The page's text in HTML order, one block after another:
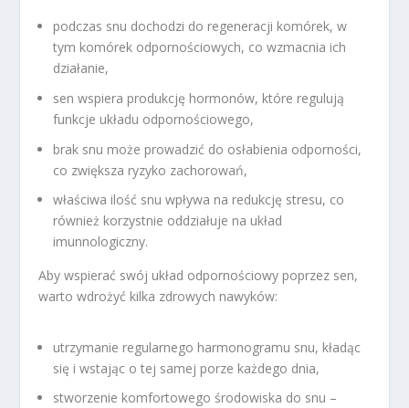
podczas snu dochodzi do regeneracji komórek, w
tym komórek odpornościowych, co wzmacnia ich
działanie,
sen wspiera produkcję hormonów, które regulują
funkcje układu odpornościowego,
brak snu może prowadzić do osłabienia odporności,
co zwiększa ryzyko zachorowań,
właściwa ilość snu wpływa na redukcję stresu, co
również korzystnie oddziałuje na układ
imunnologiczny.
Aby wspierać swój układ odpornościowy poprzez sen,
warto wdrożyć kilka zdrowych nawyków:
utrzymanie regularnego harmonogramu snu, kładąc
się i wstając o tej samej porze każdego dnia,
stworzenie komfortowego środowiska do snu –